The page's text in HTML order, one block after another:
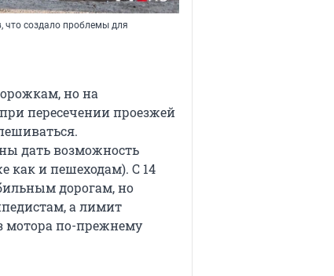
что создало проблемы для
но на
пересечении проезжей
дать возможность
как и пешеходам). С 14
дорогам, но
а лимит
мотора по-прежнему